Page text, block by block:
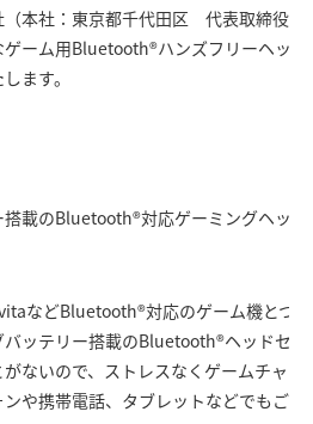
（本社：東京都千代田区 代表取締役社
ーム用Bluetooth®ハンズフリーヘッド
ます。
載のBluetooth®対応ゲーミングヘッド
などBluetooth®対応のゲーム機とつ
バッテリー搭載のBluetooth®ヘッドセ
ないので、ストレスなくゲームチャ
や携帯電話、タブレットなどでもご利